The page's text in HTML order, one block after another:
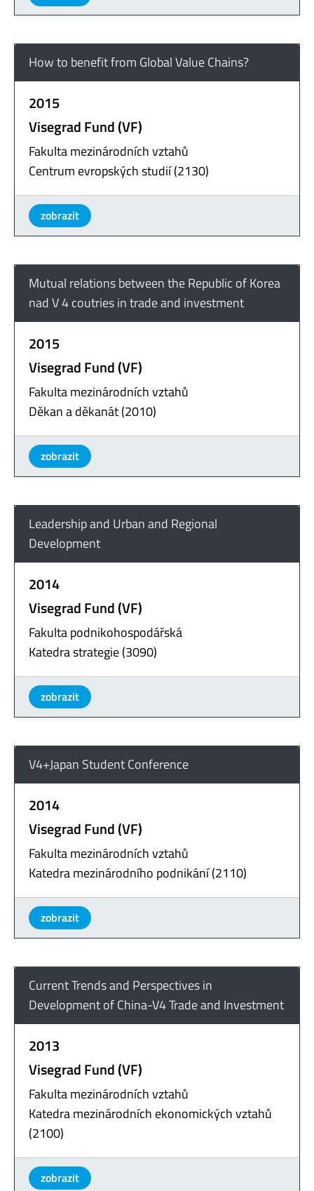
How to benefit from Global Value Chains?
2015
Visegrad Fund (VF)
Fakulta mezinárodních vztahů
Centrum evropských studií (2130)
zobrazit
Mutual relations between the Republic of Korea
nad V 4 coutries in trade and investment
2015
Visegrad Fund (VF)
Fakulta mezinárodních vztahů
Děkan a děkanát (2010)
zobrazit
Leadership and Urban and Regional
Development
2014
Visegrad Fund (VF)
Fakulta podnikohospodářská
Katedra strategie (3090)
zobrazit
V4+Japan Student Conference
2014
Visegrad Fund (VF)
Fakulta mezinárodních vztahů
Katedra mezinárodního podnikání (2110)
zobrazit
Current Trends and Perspectives in
Development of China-V4 Trade and Investment
2013
Visegrad Fund (VF)
Fakulta mezinárodních vztahů
Katedra mezinárodních ekonomických vztahů
(2100)
zobrazit